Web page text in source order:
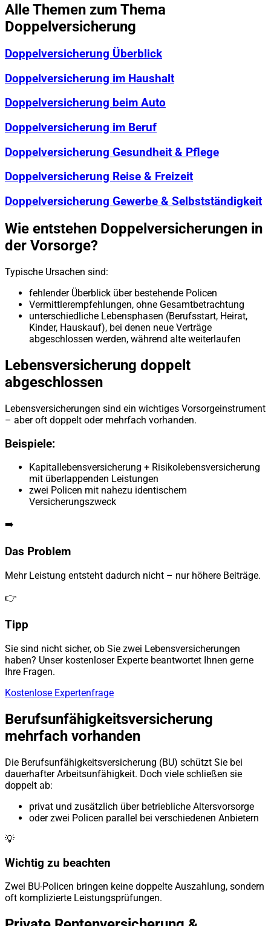
Alle Themen zum Thema
Doppelversicherung
Doppelversicherung Überblick
Doppelversicherung im Haushalt
Doppelversicherung beim Auto
Doppelversicherung im Beruf
Doppelversicherung Gesundheit & Pflege
Doppelversicherung Reise & Freizeit
Doppelversicherung Gewerbe & Selbstständigkeit
Wie entstehen Doppelversicherungen in
der Vorsorge?
Typische Ursachen sind:
fehlender Überblick über bestehende Policen
Vermittlerempfehlungen, ohne Gesamtbetrachtung
unterschiedliche Lebensphasen (Berufsstart, Heirat,
Kinder, Hauskauf), bei denen neue Verträge
abgeschlossen werden, während alte weiterlaufen
Lebensversicherung doppelt
abgeschlossen
Lebensversicherungen sind ein wichtiges Vorsorgeinstrument
– aber oft doppelt oder mehrfach vorhanden.
Beispiele:
Kapitallebensversicherung + Risikolebensversicherung
mit überlappenden Leistungen
zwei Policen mit nahezu identischem
Versicherungszweck
➡️
Das Problem
Mehr Leistung entsteht dadurch nicht – nur höhere Beiträge.
👉
Tipp
Sie sind nicht sicher, ob Sie zwei Lebensversicherungen
haben? Unser kostenloser Experte beantwortet Ihnen gerne
Ihre Fragen.
Kostenlose Expertenfrage
Berufsunfähigkeitsversicherung
mehrfach vorhanden
Die Berufsunfähigkeitsversicherung (BU) schützt Sie bei
dauerhafter Arbeitsunfähigkeit. Doch viele schließen sie
doppelt ab:
privat und zusätzlich über betriebliche Altersvorsorge
oder zwei Policen parallel bei verschiedenen Anbietern
💡
Wichtig zu beachten
Zwei BU-Policen bringen keine doppelte Auszahlung, sondern
oft komplizierte Leistungsprüfungen.